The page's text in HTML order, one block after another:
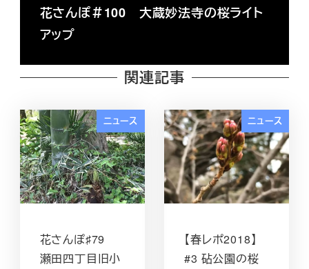
花さんぽ＃100 大蔵妙法寺の桜ライト
アップ
関連記事
ニュース
花さんぽ♯79
瀬田四丁目旧小
ニュース
【春レポ2018】
#3 砧公園の桜